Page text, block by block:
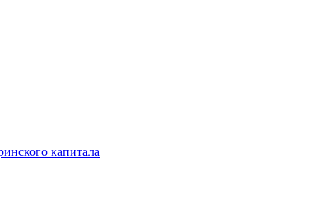
капитала